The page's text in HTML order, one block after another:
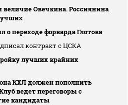
величие Овечкина. Россиянина
о переходе форварда Глотова
контракт с ЦСКА
лучших крайних
КХЛ должен пополнить
ведет переговоры с
кандидаты